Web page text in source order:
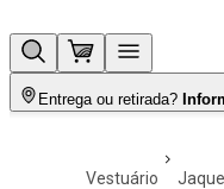
Entrega ou retirada?
vestuário